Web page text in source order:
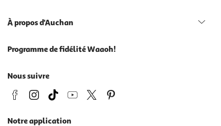
À propos d'Auchan
Programme de fidélité Waaoh!
Nous suivre
Notre application